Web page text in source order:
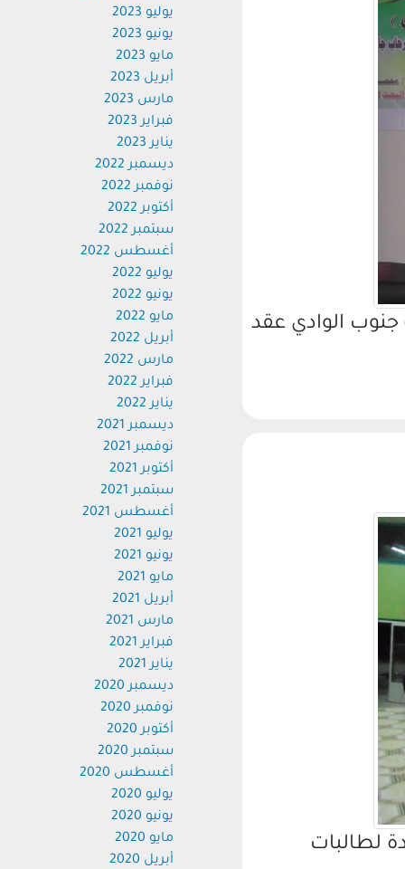
الوادي عقد
لطالبات
يوليو 2023
يونيو 2023
مايو 2023
أبريل 2023
مارس 2023
فبراير 2023
يناير 2023
ديسمبر 2022
نوفمبر 2022
أكتوبر 2022
سبتمبر 2022
أغسطس 2022
يوليو 2022
يونيو 2022
مايو 2022
أبريل 2022
مارس 2022
فبراير 2022
يناير 2022
ديسمبر 2021
نوفمبر 2021
أكتوبر 2021
سبتمبر 2021
أغسطس 2021
يوليو 2021
يونيو 2021
مايو 2021
أبريل 2021
مارس 2021
فبراير 2021
يناير 2021
ديسمبر 2020
نوفمبر 2020
أكتوبر 2020
سبتمبر 2020
أغسطس 2020
يوليو 2020
يونيو 2020
مايو 2020
أبريل 2020